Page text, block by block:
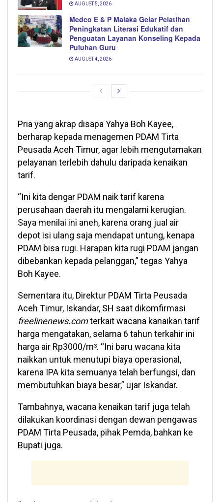
AUGUST 5, 2026
Medco E & P Malaka Gelar Pelatihan
Peningkatan Literasi Edukatif dan
Penguatan Layanan Konseling Kepada
Puluhan Guru
AUGUST 4, 2026
Pria yang akrap disapa Yahya Boh Kayee,
berharap kepada menagemen PDAM Tirta
Peusada Aceh Timur, agar lebih mengutamakan
pelayanan terlebih dahulu daripada kenaikan
tarif.
“Ini kita dengar PDAM naik tarif karena
perusahaan daerah itu mengalami kerugian.
Saya menilai ini aneh, karena orang jual air
depot isi ulang saja mendapat untung, kenapa
PDAM bisa rugi. Harapan kita rugi PDAM jangan
dibebankan kepada pelanggan,” tegas Yahya
Boh Kayee.
Sementara itu, Direktur PDAM Tirta Peusada
Aceh Timur, Iskandar, SH saat dikomfirmasi
freelinenews.comterkait wacana kanaikan tarif
harga mengatakan, selama 6 tahun terkahir ini
harga air Rp3000/m3. “Ini baru wacana kita
naikkan untuk menutupi biaya operasional,
karena IPA kita semuanya telah berfungsi, dan
membutuhkan biaya besar,” ujar Iskandar.
Tambahnya, wacana kenaikan tarif juga telah
dilakukan koordinasi dengan dewan pengawas
PDAM Tirta Peusada, pihak Pemda, bahkan ke
Bupati juga.